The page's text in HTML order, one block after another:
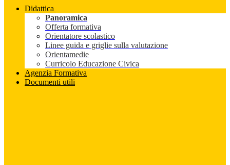
Didattica
Panoramica
Offerta formativa
Orientatore scolastico
Linee guida e griglie sulla valutazione
Orientamedie
Curricolo Educazione Civica
Agenzia Formativa
Documenti utili